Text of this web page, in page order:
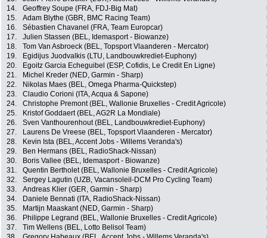
14.
Geoffrey Soupe (FRA, FDJ-Big Mat)
15.
Adam Blythe (GBR, BMC Racing Team)
16.
Sébastien Chavanel (FRA, Team Europcar)
17.
Julien Stassen (BEL, Idemasport - Biowanze)
18.
Tom Van Asbroeck (BEL, Topsport Vlaanderen - Mercator)
19.
Egidijus Juodvalkis (LTU, Landbouwkrediet-Euphony)
20.
Egoitz Garcia Echeguibel (ESP, Cofidis, Le Credit En Ligne)
21.
Michel Kreder (NED, Garmin - Sharp)
22.
Nikolas Maes (BEL, Omega Pharma-Quickstep)
23.
Claudio Corioni (ITA, Acqua & Sapone)
24.
Christophe Premont (BEL, Wallonie Bruxelles - Credit Agricole)
25.
Kristof Goddaert (BEL, AG2R La Mondiale)
26.
Sven Vanthourenhout (BEL, Landbouwkrediet-Euphony)
27.
Laurens De Vreese (BEL, Topsport Vlaanderen - Mercator)
28.
Kevin Ista (BEL, Accent Jobs - Willems Veranda's)
29.
Ben Hermans (BEL, RadioShack-Nissan)
30.
Boris Vallee (BEL, Idemasport - Biowanze)
31.
Quentin Bertholet (BEL, Wallonie Bruxelles - Credit Agricole)
32.
Sergey Lagutin (UZB, Vacansoleil-DCM Pro Cycling Team)
33.
Andreas Klier (GER, Garmin - Sharp)
34.
Daniele Bennati (ITA, RadioShack-Nissan)
35.
Martijn Maaskant (NED, Garmin - Sharp)
36.
Philippe Legrand (BEL, Wallonie Bruxelles - Credit Agricole)
37.
Tim Wellens (BEL, Lotto Belisol Team)